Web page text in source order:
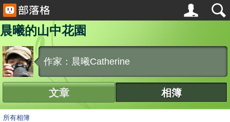
晨曦的山中花園
作家：晨曦Catherine
文章 相簿
所有相簿